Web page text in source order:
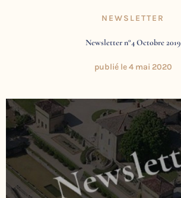
NEWSLETTER
Newsletter n°4 Octobre 2019
publié le 4 mai 2020